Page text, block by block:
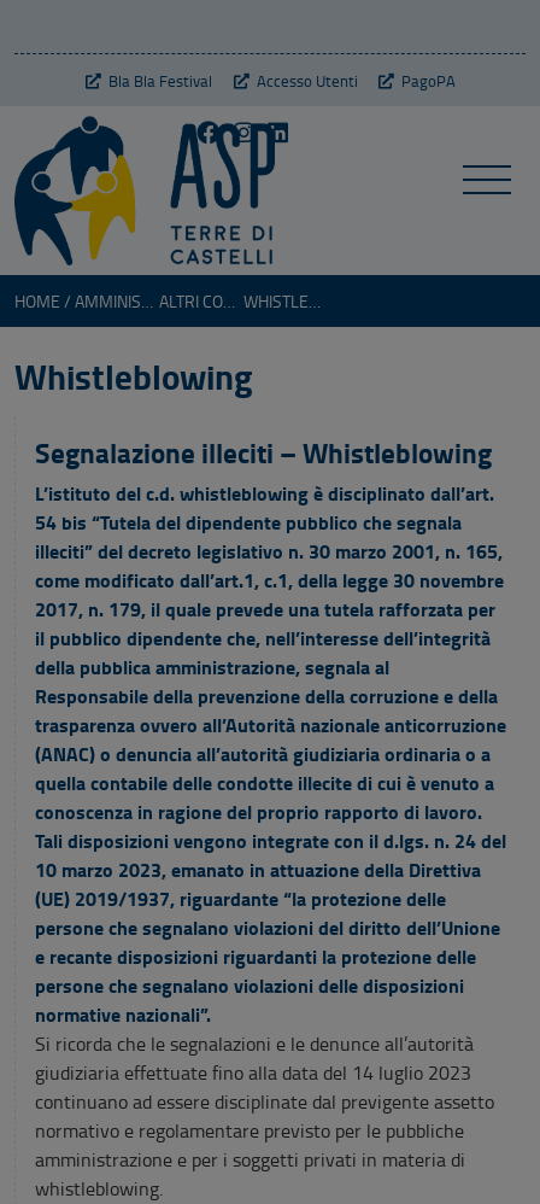
Bla Bla Festival Accesso Utenti PagoPA
HOME
Whistleblowing
Segnalazione illeciti – Whistleblowing
L’istituto del c.d. whistleblowing è disciplinato dall’art.
54 bis “Tutela del dipendente pubblico che segnala
illeciti” del decreto legislativo n. 30 marzo 2001, n. 165,
come modificato dall’art.1, c.1, della legge 30 novembre
2017, n. 179, il quale prevede una tutela rafforzata per
il pubblico dipendente che, nell’interesse dell’integrità
della pubblica amministrazione, segnala al
Responsabile della prevenzione della corruzione e della
trasparenza ovvero all’Autorità nazionale anticorruzione
(ANAC) o denuncia all’autorità giudiziaria ordinaria o a
quella contabile delle condotte illecite di cui è venuto a
conoscenza in ragione del proprio rapporto di lavoro.
Tali disposizioni vengono integrate con il d.lgs. n. 24 del
10 marzo 2023, emanato in attuazione della Direttiva
(UE) 2019/1937, riguardante “la protezione delle
persone che segnalano violazioni del diritto dell’Unione
e recante disposizioni riguardanti la protezione delle
persone che segnalano violazioni delle disposizioni
normative nazionali”.
Si ricorda che le segnalazioni e le denunce all’autorità
giudiziaria effettuate fino alla data del 14 luglio 2023
continuano ad essere disciplinate dal previgente assetto
normativo e regolamentare previsto per le pubbliche
amministrazione e per i soggetti privati in materia di
whistleblowing.